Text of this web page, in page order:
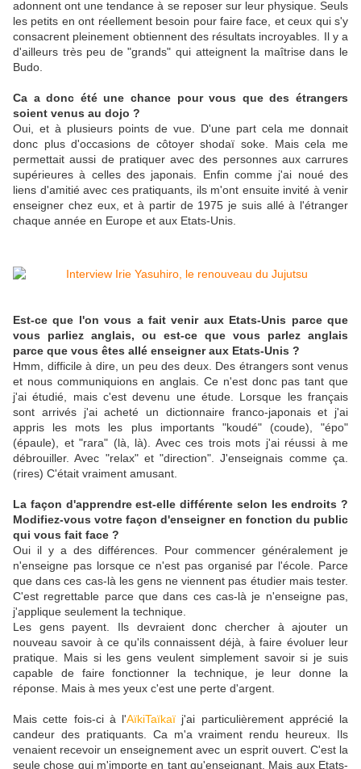
adonnent ont une tendance à se reposer sur leur physique. Seuls
les petits en ont réellement besoin pour faire face, et ceux qui s'y
consacrent pleinement obtiennent des résultats incroyables. Il y a
d'ailleurs très peu de "grands" qui atteignent la maîtrise dans le
Budo.
Ca a donc été une chance pour vous que des étrangers
soient venus au dojo ?
Oui, et à plusieurs points de vue. D'une part cela me donnait
donc plus d'occasions de côtoyer shodaï soke. Mais cela me
permettait aussi de pratiquer avec des personnes aux carrures
supérieures à celles des japonais. Enfin comme j'ai noué des
liens d'amitié avec ces pratiquants, ils m'ont ensuite invité à venir
enseigner chez eux, et à partir de 1975 je suis allé à l'étranger
chaque année en Europe et aux Etats-Unis.
Est-ce que l'on vous a fait venir aux Etats-Unis parce que
vous parliez anglais, ou est-ce que vous parlez anglais
parce que vous êtes allé enseigner aux Etats-Unis ?
Hmm, difficile à dire, un peu des deux. Des étrangers sont venus
et nous communiquions en anglais. Ce n'est donc pas tant que
j'ai étudié, mais c'est devenu une étude. Lorsque les français
sont arrivés j'ai acheté un dictionnaire franco-japonais et j'ai
appris les mots les plus importants "koudé" (coude), "épo"
(épaule), et "rara" (là, là). Avec ces trois mots j'ai réussi à me
débrouiller. Avec "relax" et "direction". J'enseignais comme ça.
(rires) C'était vraiment amusant.
La façon d'apprendre est-elle différente selon les endroits ?
Modifiez-vous votre façon d'enseigner en fonction du public
qui vous fait face ?
Oui il y a des différences. Pour commencer généralement je
n'enseigne pas lorsque ce n'est pas organisé par l'école. Parce
que dans ces cas-là les gens ne viennent pas étudier mais tester.
C'est regrettable parce que dans ces cas-là je n'enseigne pas,
j'applique seulement la technique.
Les gens payent. Ils devraient donc chercher à ajouter un
nouveau savoir à ce qu'ils connaissent déjà, à faire évoluer leur
pratique. Mais si les gens veulent simplement savoir si je suis
capable de faire fonctionner la technique, je leur donne la
réponse. Mais à mes yeux c'est une perte d'argent.
Mais cette fois-ci à l'AïkiTaïkaï j'ai particulièrement apprécié la
candeur des pratiquants. Ca m'a vraiment rendu heureux. Ils
venaient recevoir un enseignement avec un esprit ouvert. C'est la
seule chose qui m'importe en tant qu'enseignant. Mais aux Etats-